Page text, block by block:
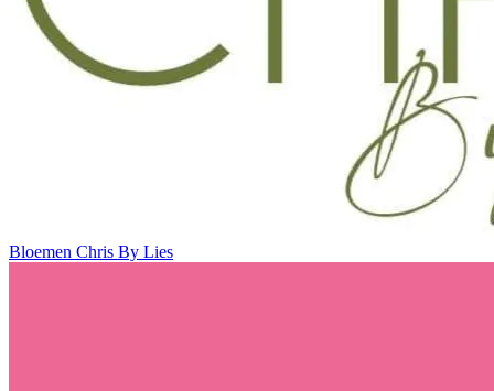
Bloemen Chris By Lies